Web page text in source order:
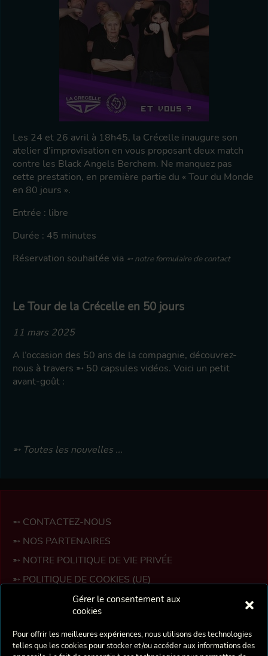
Gérer le consentement aux
cookies
Pour offrir les meilleures expériences, nous utilisons des technologies
telles que les cookies pour stocker et/ou accéder aux informations des
Les 24 et 26 avril à 18h45, la Crécelle inaugure son
atelier d’improvisation en vous proposant deux match
contre les Black Angels Berchem. Ne manquez pas
cette prestation, en première partie du « Tour du Monde
en 80 jours ».
Entrée : libre
Durée : 45 minutes
Réservation souhaitée via
notre formulaire de contact
Le Tour de la Crécelle en 50 jours
11 mars 2025
A l’occasion des 50 ans de la compagnie, découvrez-
nous à travers
50 capsules vidéos. Voici un petit
avant-goût :
Toutes les nouvelles ...
CONTACTEZ-NOUS
NOS PARTENAIRES
NOTRE POLITIQUE DE VIE PRIVÉE
POLITIQUE DE COOKIES (UE)
ESPACE MEMBRES
amateur fondée en 1975 par deux professeurs d’Art
Dramatique de l’Académie de Berchem-Sainte-Agathe :